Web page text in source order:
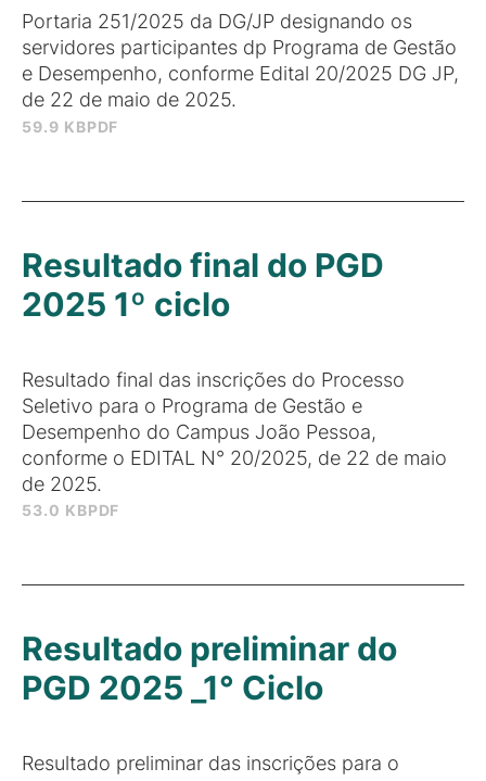
59.9 KBPDF
Portaria 251/2025 da DG/JP designando os
servidores participantes dp Programa de Gestão
e Desempenho, conforme Edital 20/2025 DG JP,
de 22 de maio de 2025.
53.0 KBPDF
Resultado final do PGD
2025 1º ciclo
Resultado final das inscrições do Processo
Seletivo para o Programa de Gestão e
Desempenho do Campus João Pessoa,
conforme o EDITAL N° 20/2025, de 22 de maio
de 2025.
Resultado preliminar do
PGD 2025 _1° Ciclo
Resultado preliminar das inscrições para o